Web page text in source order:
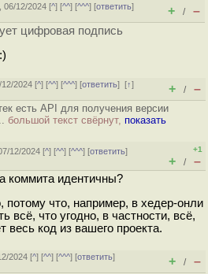
06/12/2024 [^] [^^] [^^^] [ответить]
+ / –
цифровая подпись
2024 [^] [^^] [^^^] [ответить][↑]
+ / –
есть API для получения версии
большой текст свёрнут, показать
12/2024 [^] [^^] [^^^] [ответить]
+1
+ / –
коммита идентичны?
потому что, например, в хедер-онли
всё, что угодно, в частности, всё,
код из вашего проекта.
2024 [^] [^^] [^^^] [ответить]
+ / –